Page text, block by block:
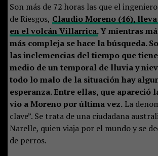
Son más de 72 horas las que el
de Riesgos, Claudio Moreno (46),
en el volcán Villarrica.Y mientras
más compleja se hace la búsqueda.
las inclemencias del tiempo que
medio de un temporal de lluvia y
todo lo malo de la situación hay
esperanza. Entre ellas, que apareció
vio a Moreno por última vez.La
clave”. Se trata de una ciudadana
Narelle, quien viaja por el mundo y se
de perros.